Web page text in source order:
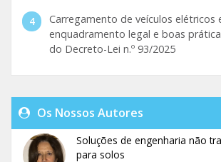
Carregamento de veículos elétricos
enquadramento legal e boas
do Decreto-Lei n.º 93/2025
Os Nossos Autores
Soluções de engenharia não
para solos